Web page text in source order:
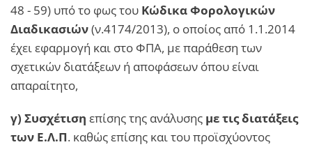
48 - 59) υπό το φως του Κώδικα Φορολογικών
Διαδικασιών(ν.4174/2013), ο οποίος από 1.1.2014
έχει εφαρμογή και στο ΦΠΑ, με παράθεση των
σχετικών διατάξεων ή αποφάσεων όπου είναι
απαραίτητο,
γ) Συσχέτιση επίσης της ανάλυσης με τις διατάξεις
των Ε.Λ.Π. καθώς επίσης και του προϊσχύοντος